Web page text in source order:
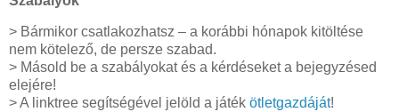
> Bármikor csatlakozhatsz – a korábbi hónapok kitöltése
nem kötelező, de persze szabad.
> Másold be a szabályokat és a kérdéseket a bejegyzésed
elejére!
> A linktree segítségével jelöld a játék ötletgazdáját!